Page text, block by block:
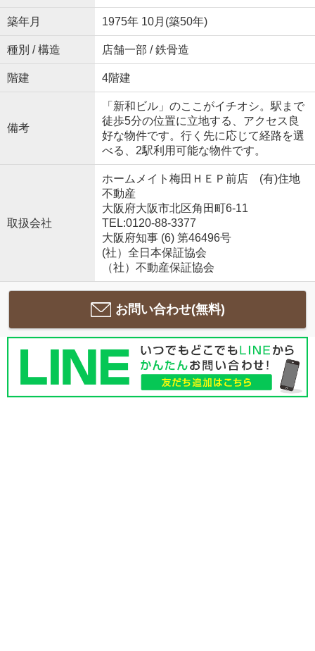
築年月 1975年 10月(築50年)
種別 / 構造 店舗一部 / 鉄骨造
階建 4階建
備考
「新和ビル」のここがイチオシ。駅まで
徒歩5分の位置に立地する、アクセス良
好な物件です。行く先に応じて経路を選
べる、2駅利用可能な物件です。
取扱会社
ホームメイト梅田ＨＥＰ前店 (有)住地
不動産
大阪府大阪市北区角田町6-11
TEL:0120-88-3377
大阪府知事 (6) 第46496号
(社）全日本保証協会
（社）不動産保証協会
お問い合わせ(無料)